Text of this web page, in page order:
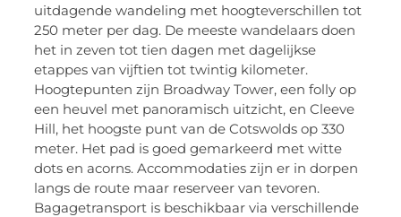
uitdagende wandeling met hoogteverschillen tot
250 meter per dag. De meeste wandelaars doen
het in zeven tot tien dagen met dagelijkse
etappes van vijftien tot twintig kilometer.
Hoogtepunten zijn Broadway Tower, een folly op
een heuvel met panoramisch uitzicht, en Cleeve
Hill, het hoogste punt van de Cotswolds op 330
meter. Het pad is goed gemarkeerd met witte
dots en acorns. Accommodaties zijn er in dorpen
langs de route maar reserveer van tevoren.
Bagagetransport is beschikbaar via verschillende